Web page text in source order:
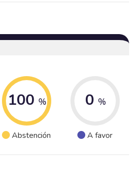
100 %
Abstención
0 %
A favor